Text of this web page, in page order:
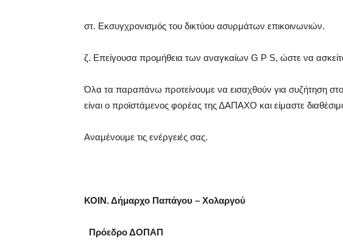
στ. Εκσυγχρονισμός του δικτύου ασυρμάτων επικοινωνιών.
ζ. Επείγουσα προμήθεια των αναγκαίων G P S, ώστε να
Όλα τα παραπάνω προτείνουμε να εισαχθούν για συζήτηση
είναι ο προϊστάμενος φορέας της ΔΑΠΑΧΟ και είμαστε
Αναμένουμε τις ενέργειές σας.
ΚΟΙΝ. Δήμαρχο Παπάγου – Χολαργού
Πρόεδρο ΔΟΠΑΠ